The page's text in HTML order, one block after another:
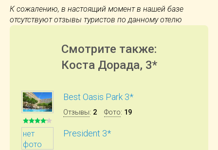
К сожалению, в настоящий момент в нашей базе
отсутствуют отзывы туристов по данному отелю
Смотрите также:
Коста Дорада, 3*
Best Oasis Park 3*
Отзывы: 2 Фото: 19
нет
фото
President 3*